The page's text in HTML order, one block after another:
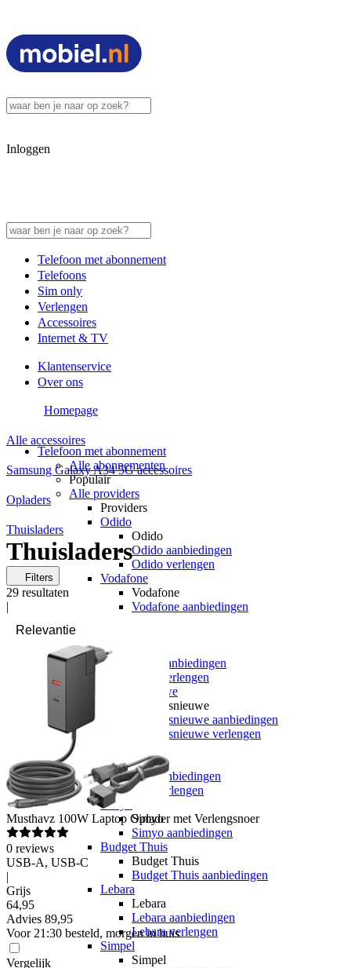
Inloggen
Telefoon met abonnement
Telefoons
Sim only
Verlengen
Accessoires
Internet & TV
Klantenservice
Over ons
Telefoon met abonnement
Alle abonnementen
Populair
Alle providers
Providers
Odido
Odido
Odido aanbiedingen
Odido verlengen
Vodafone
Vodafone
Vodafone aanbiedingen
KPN aanbiedingen
KPN verlengen
hollandsnieuwe
hollandsnieuwe
hollandsnieuwe aanbiedingen
hollandsnieuwe verlengen
Ben
Ben aanbiedingen
Ben verlengen
Simyo
Simyo
Simyo aanbiedingen
Budget Thuis
Budget Thuis
Budget Thuis aanbiedingen
Lebara
Lebara
Lebara aanbiedingen
Lebara verlengen
Simpel
Simpel
Homepage
Alle accessoires
Samsung Galaxy A34 5G accessoires
Opladers
Thuisladers
Thuisladers
Filters
29 resultaten
|
Musthavz 100W Laptop Oplader met Verlengsnoer
0 reviews
USB-A, USB-C
|
Grijs
64,95
Advies 89,95
Voor 21:30 besteld, morgen in huis
Vergelijk